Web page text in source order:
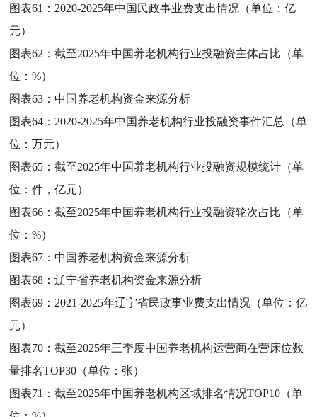
图表61： 2020-2025年中国民政事业费支出情况（单位：亿
元）
图表62：截至2025年中国养老机构行业投融资主体占比（单
位：%）
图表63：中国养老机构资金来源分析
图表64： 2020-2025年中国养老机构行业投融资事件汇总（单
位：万元）
图表65：截至2025年中国养老机构行业投融资规模统计（单
位：件，亿元）
图表66：截至2025年中国养老机构行业投融资轮次占比（单
位：%）
图表67：中国养老机构资金来源分析
图表68：辽宁省养老机构资金来源分析
图表69： 2021-2025年辽宁省民政事业费支出情况（单位：亿
元）
图表70：截至2025年三季度中国养老机构运营商在营床位数
量排名TOP30（单位：张）
图表71：截至2025年中国养老机构区域排名情况TOP10（单